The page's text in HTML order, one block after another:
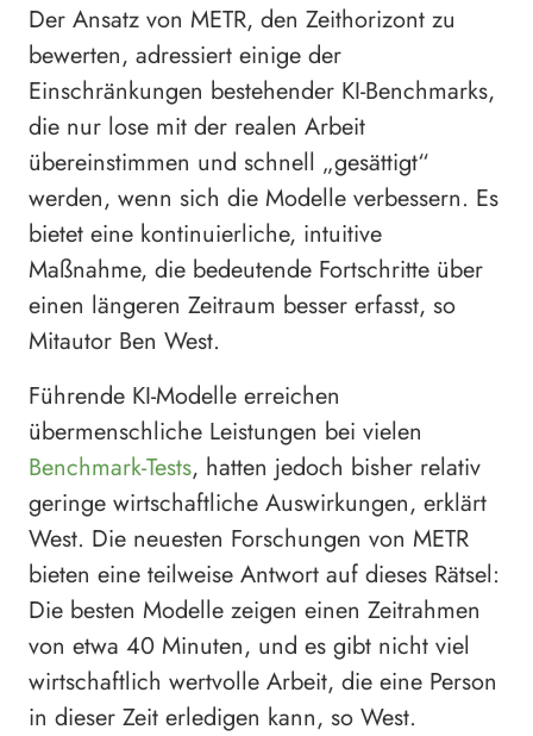
Der Ansatz von METR, den Zeithorizont zu
bewerten, adressiert einige der
Einschränkungen bestehender KI-Benchmarks,
die nur lose mit der realen Arbeit
übereinstimmen und schnell „gesättigt“
werden, wenn sich die Modelle verbessern. Es
bietet eine kontinuierliche, intuitive
Maßnahme, die bedeutende Fortschritte über
einen längeren Zeitraum besser erfasst, so
Mitautor Ben West.
Führende KI-Modelle erreichen
übermenschliche Leistungen bei vielen
Benchmark-Tests, hatten jedoch bisher relativ
geringe wirtschaftliche Auswirkungen, erklärt
West. Die neuesten Forschungen von METR
bieten eine teilweise Antwort auf dieses Rätsel:
Die besten Modelle zeigen einen Zeitrahmen
von etwa 40 Minuten, und es gibt nicht viel
wirtschaftlich wertvolle Arbeit, die eine Person
in dieser Zeit erledigen kann, so West.